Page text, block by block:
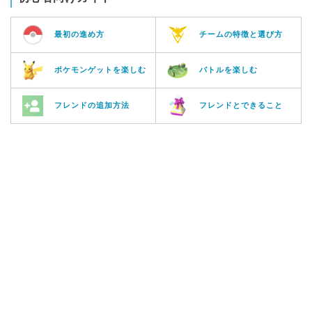
最初の進め方 チームの特徴と選び方
ポケモンゲットを楽しむ バトルを楽しむ
フレンドの追加方法 フレンドとできること